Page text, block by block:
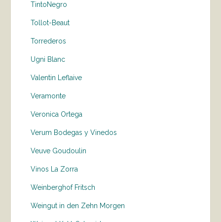
TintoNegro
Tollot-Beaut
Torrederos
Ugni Blanc
Valentin Leflaive
Veramonte
Veronica Ortega
Verum Bodegas y Vinedos
Veuve Goudoulin
Vinos La Zorra
Weinberghof Fritsch
Weingut in den Zehn Morgen